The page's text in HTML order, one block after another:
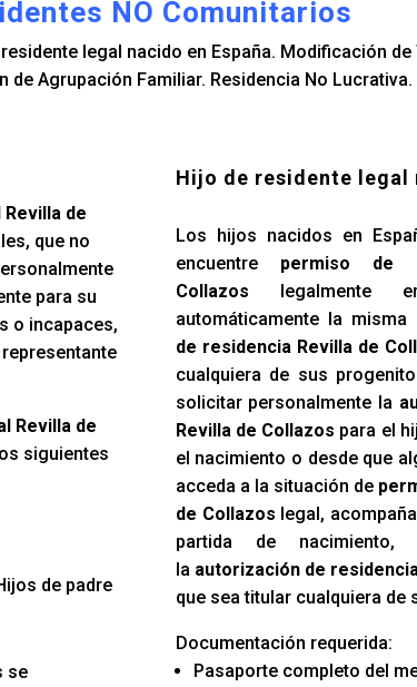
NO Comunitarios
legal nacido en España. Modificación de
de Agrupación Familiar. Residencia No Lucrativa.
de
que no
para su
o incapaces,
Revilla de
siguientes
de padre
se
Hijo de residente legal
Los hijos nacidos en
encuentre permiso de
Collazos legalmente
automáticamente la misma
de residencia Revilla de
cualquiera de sus
solicitar personalmente la
Revilla de Collazos para el
el nacimiento o desde que
acceda a la situación de
de Collazos legal,
partida de
la autorización de
que sea titular cualquiera de
Documentación requerida:
Pasaporte completo del